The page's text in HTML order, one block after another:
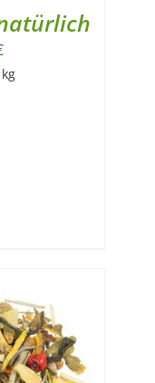
kg